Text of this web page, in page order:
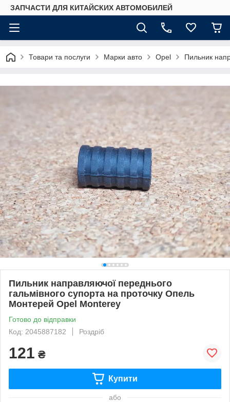
ЗАПЧАСТИ ДЛЯ КИТАЙСКИХ АВТОМОБИЛЕЙ
Товари та послуги Марки авто Opel Пильник
Пильник направляючої переднього
гальмівного супорта на проточку Опель
Монтерей Opel Monterey
Готово до відправки
Код: 2045887182
Роздріб
121 ₴
Купити
або